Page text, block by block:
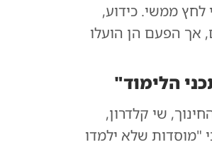
לחץ ממשי. כידוע,
אך הפעם הן הועלו
הלימוד"
שי קלדרון,
"מוסדות שלא ילמדו